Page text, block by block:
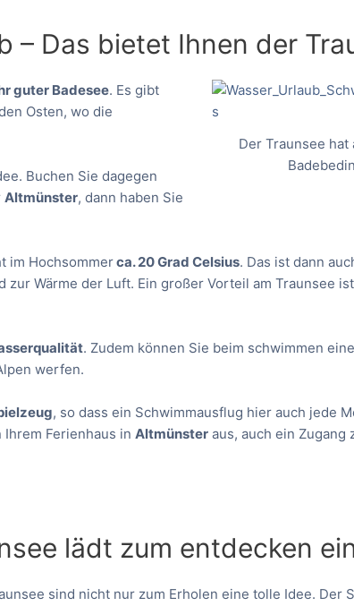
– Das bietet Ihnen der
Der Traunsee
guter Badesee. Es gibt
Osten, wo die
Buchen Sie dagegen
Altmünster, dann haben Sie
im Hochsommerca. 20 Grad Celsius. Das ist dann
Wärme der Luft. Ein großer Vorteil am Traunsee
. Zudem können Sie beim schwimmen
werfen.
, so dass ein Schwimmausflug hier auch jede
Ihrem Ferienhaus inAltmünster aus, auch ein Zugang
lädt zum entdecken
sind nicht nur zum Erholen eine tolle Idee. Der